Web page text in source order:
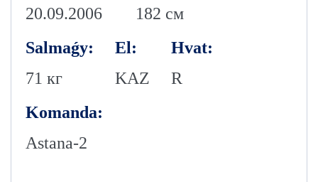
20.09.2006
182 см
Salmaǵy:
71 кг
El:
KAZ
Hvat:
R
Komanda:
Astana-2